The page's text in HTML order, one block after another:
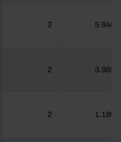
2 5.640
2 3.985
2 1.189